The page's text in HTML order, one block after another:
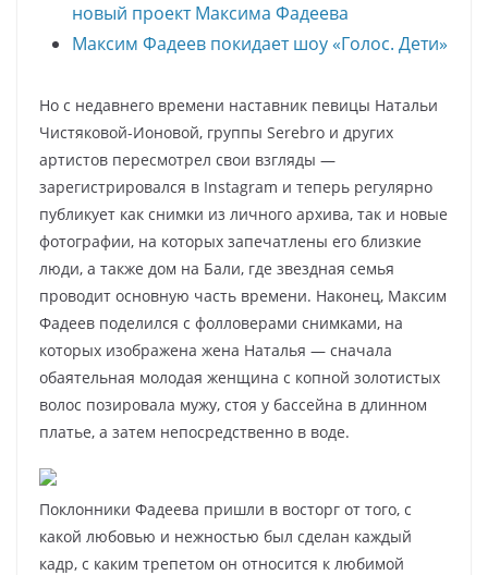
новый проект Максима Фадеева
Максим Фадеев покидает шоу «Голос. Дети»
Но с недавнего времени наставник певицы Натальи
Чистяковой-Ионовой, группы Serebro и других
артистов пересмотрел свои взгляды —
зарегистрировался в Instagram и теперь регулярно
публикует как снимки из личного архива, так и новые
фотографии, на которых запечатлены его близкие
люди, а также дом на Бали, где звездная семья
проводит основную часть времени. Наконец, Максим
Фадеев поделился с фолловерами снимками, на
которых изображена жена Наталья — сначала
обаятельная молодая женщина с копной золотистых
волос позировала мужу, стоя у бассейна в длинном
платье, а затем непосредственно в воде.
Поклонники Фадеева пришли в восторг от того, с
какой любовью и нежностью был сделан каждый
кадр, с каким трепетом он относится к любимой